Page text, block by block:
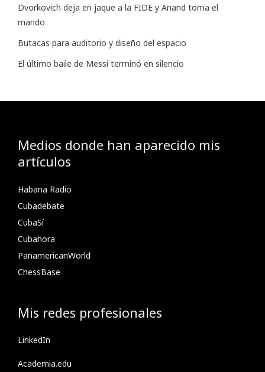
Dvorkovich deja en jaque a la FIDE y Anand toma el
mando
Butacas para auditorio y diseño del espacio
El último baile de Messi terminó en silencio
Medios donde han aparecido mis
artículos
Habana Radio
Cubadebate
CubaSí
Cubahora
PanamericanWorld
ChessBase
Mis redes profesionales
LinkedIn
Academia.edu